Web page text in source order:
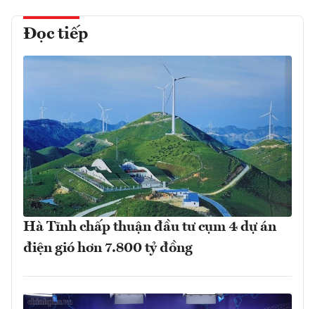
Đọc tiếp
Hà Tĩnh chấp thuận đầu tư cụm 4 dự án
điện gió hơn 7.800 tỷ đồng